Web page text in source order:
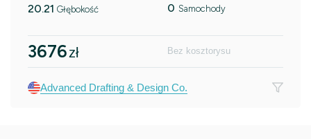
20.21 Głębokość 0 Samochody
3676zł Bez kosztorysu
Advanced Drafting & Design Co.